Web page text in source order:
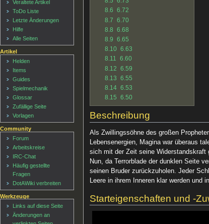
8.6
6.72
8.7
6.70
8.8
6.68
8.9
6.65
8.10 6.63
8.11
6.60
8.12
6.59
8.13
6.55
8.14 6.53
8.15
6.50
Beschreibung
Als Zwillingssöhne des großen
Lebensenergien, Magina war überaus
sich mit der Zeit seine
Nun, da Terrorblade der dunklen Seite
seinen Bruder zurückzuholen. Jeder
Leere in ihrem Inneren klar werden und
Starteigenschaften und -
Veraltete Artikel
ToDo Liste
Letzte Änderungen
Hilfe
Alle Seiten
Artikel
Helden
Items
Guides
Spielmechanik
Glossar
Zufällige Seite
Vorlagen
Community
Forum
Arbeitskreise
IRC-Chat
Häufig gestellte
Fragen
DotAWiki verbreiten
Werkzeuge
Links auf diese Seite
Änderungen an